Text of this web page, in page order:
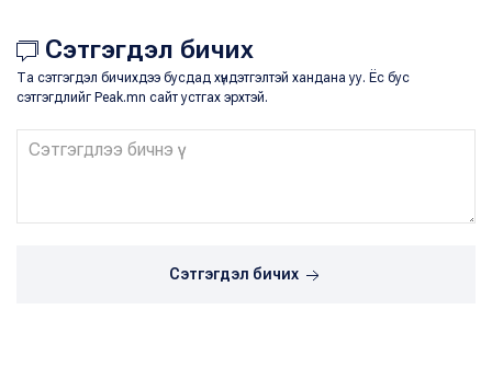
Сэтгэгдэл бичих
Та сэтгэгдэл бичихдээ бусдад хүндэтгэлтэй хандана уу. Ёс бус
сэтгэгдлийг Peak.mn сайт устгах эрхтэй.
Сэтгэгдэл бичих